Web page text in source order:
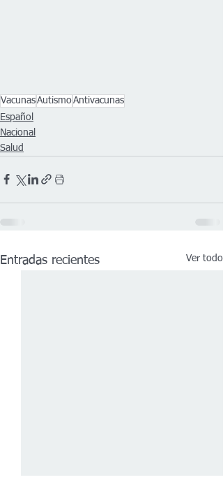
VacunasAutismoAntivacunas
Español
Nacional
Salud
Entradas recientes Ver todo